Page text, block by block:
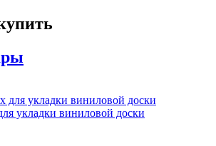
укладки виниловой доски